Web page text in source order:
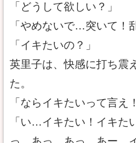
「どうして欲しい？」
「やめないで…突いて！
「イキたいの？」
英里子は、快感に打ち震
た。
「ならイキたいって言え
「い…イキたい！イキた